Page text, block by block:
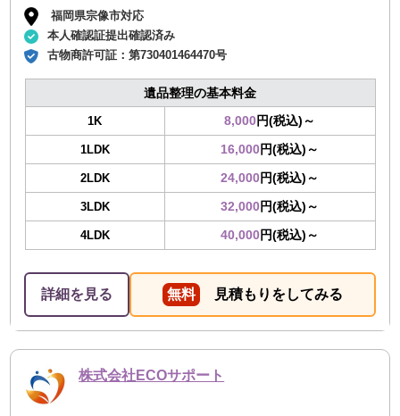
福岡県宗像市対応
本人確認証提出確認済み
古物商許可証：第730401464470号
遺品整理の基本料金
1K 8,000円(税込)～
1LDK 16,000円(税込)～
2LDK 24,000円(税込)～
3LDK 32,000円(税込)～
4LDK 40,000円(税込)～
詳細を見る 無料 見積もりをしてみる
株式会社ECOサポート